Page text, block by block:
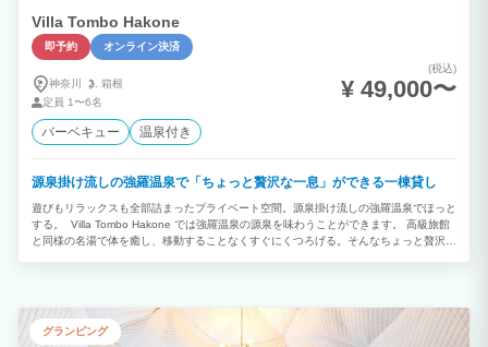
Villa Tombo Hakone
即予約 オンライン決済
神奈川
箱根
定員 1〜6名
(税込)
¥ 49,000〜
バーベキュー 温泉付き
源泉掛け流しの強羅温泉で「ちょっと贅沢な一息」ができる一棟貸し
遊びもリラックスも全部詰まったプライベート空間。源泉掛け流しの強羅温泉でほっと
する。 Villa Tombo Hakone では強羅温泉の源泉を味わうことができます。 高級旅館
と同様の名湯で体を癒し、移動することなくすぐにくつろげる。そんなちょっと贅沢な
などをご用意しています。※一部別途利用料がかかるものもございます。 和室・洋室
の2部屋で大人数でも安心。 寝室は和室と洋室の2部屋ご用意がありますので、大人数
の宿泊でもしっかりと睡眠スペースを確保することができます。 BBQと沖縄直送のア
グランピング